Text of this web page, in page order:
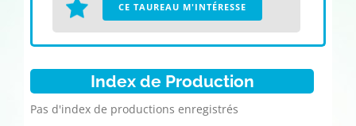
CE TAUREAU M'INTÉRESSE
Index de Production
Pas d'index de productions enregistrés